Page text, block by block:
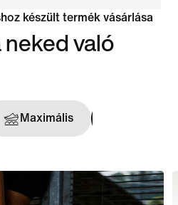
készült termék vásárlása
való
Maximális